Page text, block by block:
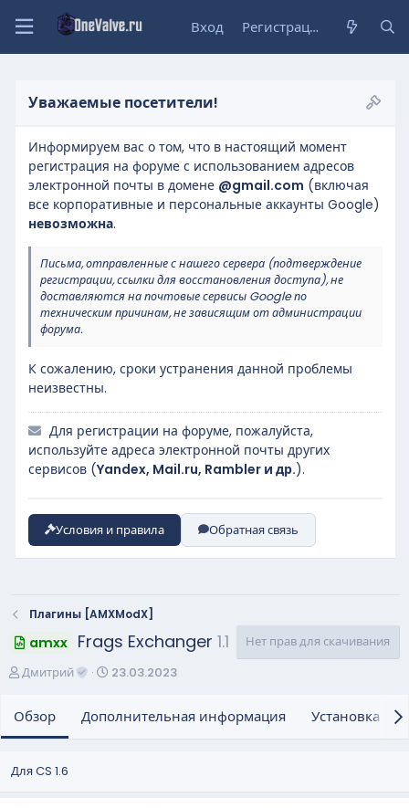
Вход Регистрация
Уважаемые посетители!
Информируем вас о том, что в настоящий момент
регистрация на форуме с использованием адресов
электронной почты в домене @gmail.com (включая
все корпоративные и персональные аккаунты Google)
невозможна.
Письма, отправленные с нашего сервера (подтверждение
регистрации, ссылки для восстановления доступа), не
доставляются на почтовые сервисы Google по
техническим причинам, не зависящим от администрации
форума.
К сожалению, сроки устранения данной проблемы
неизвестны.
Для регистрации на форуме, пожалуйста,
используйте адреса электронной почты других
сервисов (Yandex, Mail.ru, Rambler и др.).
Условия и правила Обратная связь
Плагины [AMXModX]
amxx Frags Exchanger 1.1
Нет прав для скачивания
А
т
о
Дмитрий
Д
а
23.03.2023
Обзор Дополнительная информация Установка и
Для CS 1.6